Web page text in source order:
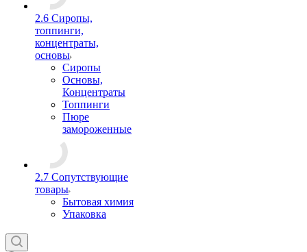
2.6 Сиропы,
топпинги,
концентраты,
основы
Сиропы
Основы,
Концентраты
Топпинги
Пюре
замороженные
2.7 Сопутствующие
товары
Бытовая химия
Упаковка